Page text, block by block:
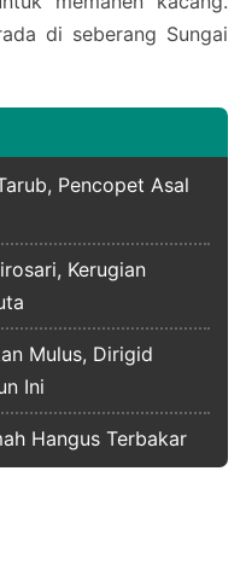
di seberang Sungai
Pencopet Asal
Kerugian
Mulus, Dirigid
Ini
Hangus Terbakar